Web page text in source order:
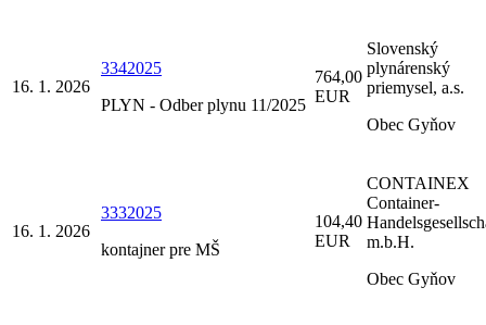
16. 1. 2026
3342025
PLYN - Odber plynu 11/2025
764,00
EUR
Slovenský
plynárenský
priemysel, a.s.
Obec Gyňov
16. 1. 2026
3332025
kontajner pre MŠ
104,40
EUR
CONTAINEX
Container-
m.b.H.
Obec Gyňov